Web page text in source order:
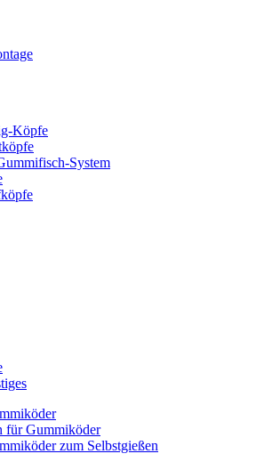
Köpfe
System
für Gummiköder
zum Selbstgießen